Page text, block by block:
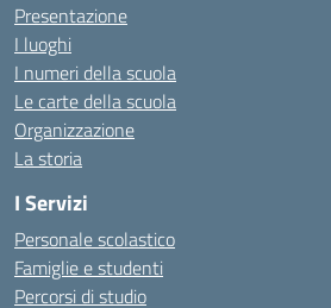
Presentazione
I luoghi
I numeri della scuola
Le carte della scuola
Organizzazione
La storia
I Servizi
Personale scolastico
Famiglie e studenti
Percorsi di studio